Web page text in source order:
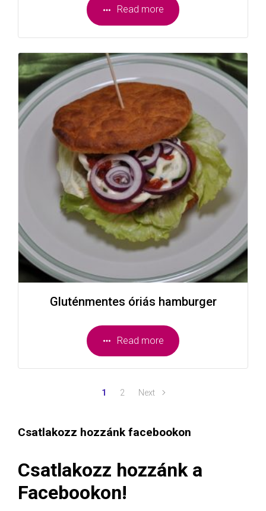
Read more
Gluténmentes óriás hamburger
Read more
1 2 Next
Csatlakozz hozzánk facebookon
Csatlakozz hozzánk a
Facebookon!